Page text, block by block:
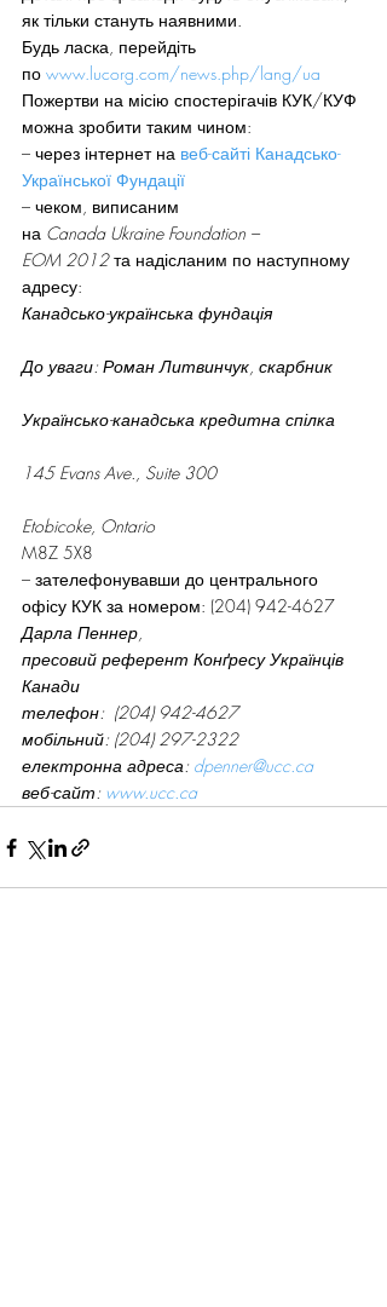
як тільки стануть наявними.
Будь ласка, перейдіть
по www.lucorg.com/news.php/lang/ua
Пожертви на місію спостерігачів КУК/КУФ
можна зробити таким чином:
– через інтернет на веб-сайті Канадсько-
Української Фундації
– чеком, виписаним
на Canada Ukraine Foundation –
EOM 2012 та надісланим по наступному
адресу:
Канадсько-українська фундація
До уваги: Роман Литвинчук, скарбник
Українсько-канадська кредитна спілка
145 Evans Ave., Suite 300
Etobicoke, Ontario
M8Z 5X8
– зателефонувавши до центрального
офісу КУК за номером: (204) 942-4627
Дарла Пеннер,
пресовий референт Конґресу Українців
Канади
телефон:  (204) 942-4627
мобільний: (204) 297-2322
електронна адреса: dpenner@ucc.ca
веб-сайт: www.ucc.ca